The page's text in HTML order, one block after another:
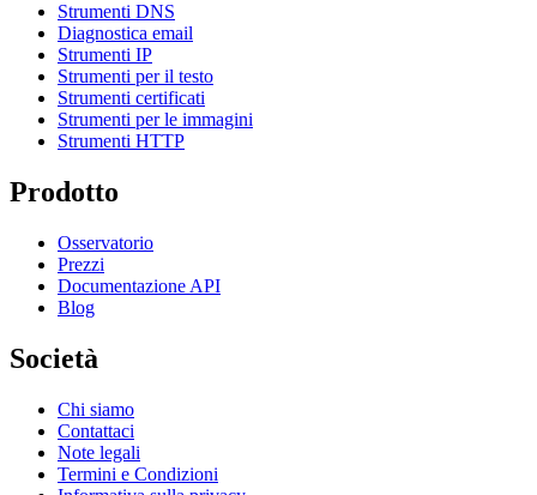
Strumenti DNS
Diagnostica email
Strumenti IP
Strumenti per il testo
Strumenti certificati
Strumenti per le immagini
Strumenti HTTP
Prodotto
Osservatorio
Prezzi
Documentazione API
Blog
Società
Chi siamo
Contattaci
Note legali
Termini e Condizioni